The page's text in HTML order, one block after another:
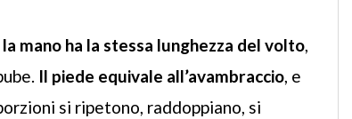
la mano ha la stessa lunghezza del volto,
Il piede equivale all’avambraccio, e
si ripetono, raddoppiano, si